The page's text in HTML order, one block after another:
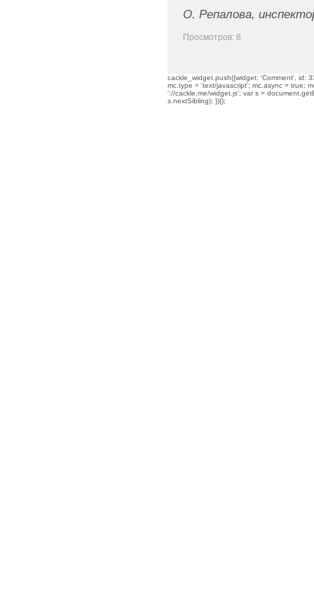
О. Репалова,
Просмотров: 8
cackle_widget.push({widget: 'Comment', id:
mc.type = 'text/javascript'; mc.async = true;
'://cackle.me/widget.js'; var s =
s.nextSibling); })();